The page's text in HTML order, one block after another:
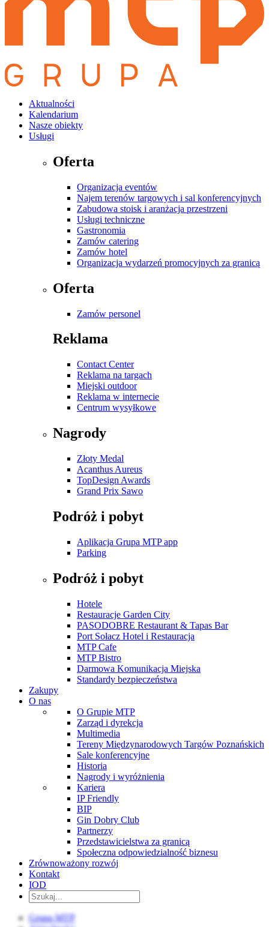
Aktualności
Kalendarium
Nasze obiekty
Usługi
Oferta
Organizacja eventów
Najem terenów targowych i sal konferencyjnych
Zabudowa stoisk i aranżacja przestrzeni
Usługi techniczne
Gastronomia
Zamów catering
Zamów hotel
Organizacja wydarzeń promocyjnych za granicą
Oferta
Zamów personel
Reklama
Contact Center
Reklama na targach
Miejski outdoor
Reklama w internecie
Centrum wysyłkowe
Nagrody
Złoty Medal
Acanthus Aureus
TopDesign Awards
Grand Prix Sawo
Podróż i pobyt
Aplikacja Grupa MTP app
Parking
Podróż i pobyt
Hotele
Restauracje Garden City
PASODOBRE Restaurant & Tapas Bar
Port Sołacz Hotel i Restauracja
MTP Cafe
MTP Bistro
Darmowa Komunikacja Miejska
Standardy bezpieczeństwa
Zakupy
O nas
O Grupie MTP
Zarząd i dyrekcja
Multimedia
Tereny Międzynarodowych Targów Poznańskich
Sale konferencyjne
Historia
Nagrody i wyróżnienia
Kariera
IP Friendly
BIP
Gin Dobry Club
Partnerzy
Przedstawicielstwa za granicą
Społeczna odpowiedzialność biznesu
Zrównoważony rozwój
Kontakt
IOD
Grupa MTP